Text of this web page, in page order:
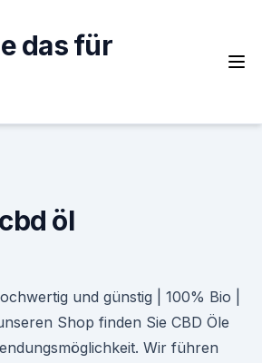
das für
öl
und günstig | 100% Bio |
Shop finden Sie CBD Öle
Wir führen